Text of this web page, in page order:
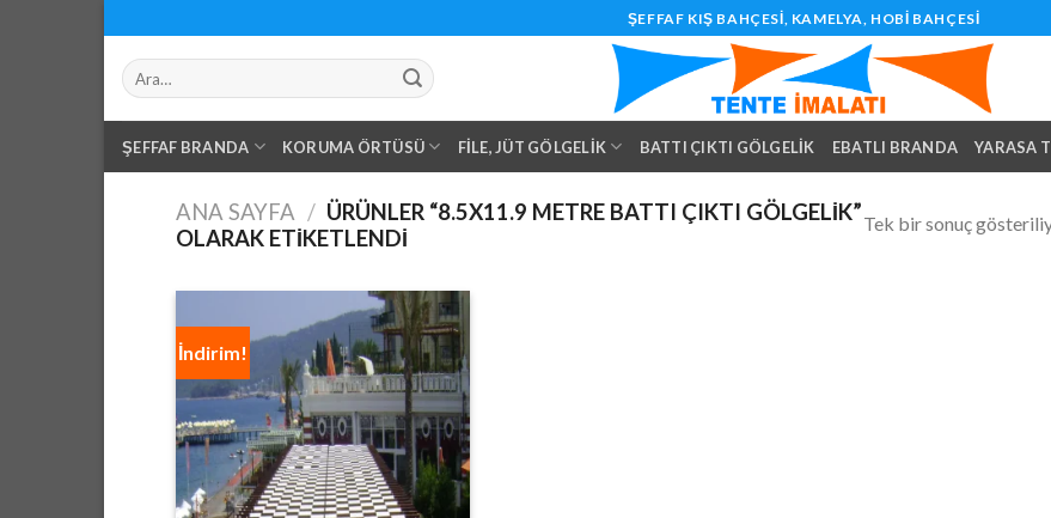
to
content
ŞEFFAF KIŞ BAHÇESI, KAMELYA, HOBI BAHÇESI
Ara:
ŞEFFAF BRANDA KORUMA ÖRTÜSÜ FILE, JÜT GÖLGELIK BATTI ÇIKTI GÖLGELIK EBATLI BRANDA YARASA
ANA SAYFA / ÜRÜNLER “8.5X11.9 METRE BATTI ÇIKTI GÖLGELIK”
OLARAK ETIKETLENDI
Tek bir sonuç
İndirim!